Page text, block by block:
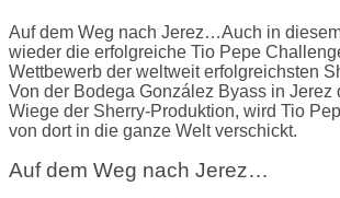
Auf dem Weg nach Jerez…Auch in
wieder die erfolgreiche Tio Pepe
Wettbewerb der weltweit erfolgreichsten
Von der Bodega González Byass in Jerez
Wiege der Sherry-Produktion, wird Tio
von dort in die ganze Welt verschickt.
Auf dem Weg nach Jerez…